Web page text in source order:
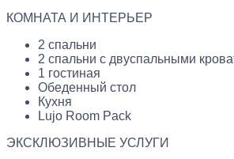
КОМНАТА И ИНТЕРЬЕР
2 спальни
2 спальни с двуспальными
1 гостиная
Обеденный стол
Кухня
Lujo Room Pack
ЭКСКЛЮЗИВНЫЕ УСЛУГИ